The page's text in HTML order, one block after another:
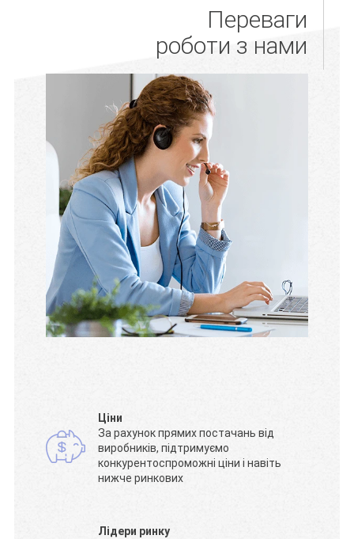
Переваги
роботи з нами
Ціни
За рахунок прямих постачань від
виробників, підтримуємо
конкурентоспроможні ціни і навіть
нижче ринкових
Лідери ринку